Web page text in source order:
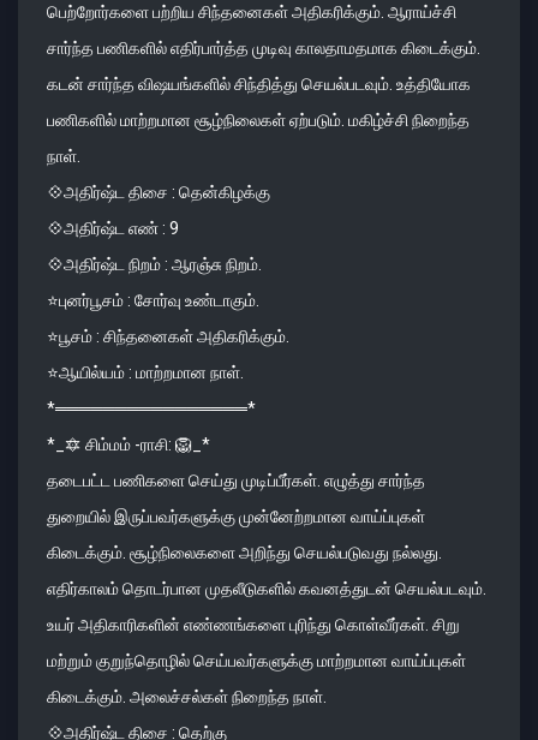
பெற்றோர்களை பற்றிய சிந்தனைகள் அதிகரிக்கும். ஆராய்ச்சி
சார்ந்த பணிகளில் எதிர்பார்த்த முடிவு காலதாமதமாக கிடைக்கும்.
கடன் சார்ந்த விஷயங்களில் சிந்தித்து செயல்படவும். உத்தியோக
பணிகளில் மாற்றமான சூழ்நிலைகள் ஏற்படும். மகிழ்ச்சி நிறைந்த
நாள்.
💠அதிர்ஷ்ட திசை : தென்கிழக்கு
💠அதிர்ஷ்ட எண் : 9
💠அதிர்ஷ்ட நிறம் : ஆரஞ்சு நிறம்.
⭐️புனர்பூசம் : சோர்வு உண்டாகும்.
⭐️பூசம் : சிந்தனைகள் அதிகரிக்கும்.
⭐️ஆயில்யம் : மாற்றமான நாள்.
*════════════════*
*_🔯 சிம்மம் -ராசி: 🦁_*
தடைபட்ட பணிகளை செய்து முடிப்பீர்கள். எழுத்து சார்ந்த
துறையில் இருப்பவர்களுக்கு முன்னேற்றமான வாய்ப்புகள்
கிடைக்கும். சூழ்நிலைகளை அறிந்து செயல்படுவது நல்லது.
எதிர்காலம் தொடர்பான முதலீடுகளில் கவனத்துடன் செயல்படவும்.
உயர் அதிகாரிகளின் எண்ணங்களை புரிந்து கொள்வீர்கள். சிறு
மற்றும் குறுந்தொழில் செய்பவர்களுக்கு மாற்றமான வாய்ப்புகள்
கிடைக்கும். அலைச்சல்கள் நிறைந்த நாள்.
💠அதிர்ஷ்ட திசை : தெற்கு